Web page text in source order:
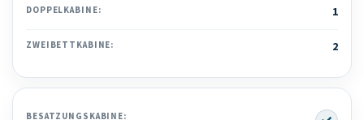
DOPPELKABINE: 1
ZWEIBETTKABINE: 2
BESATZUNGSKABINE: